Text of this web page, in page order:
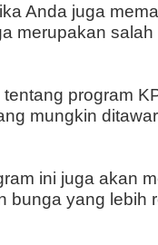
Anda juga
merupakan
program
mungkin
ini juga akan
bunga yang lebih